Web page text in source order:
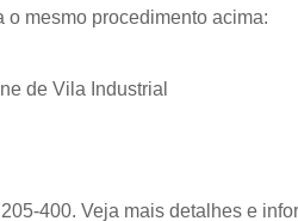
mesmo procedimento acima:
de Vila Industrial
400. Veja mais detalhes e